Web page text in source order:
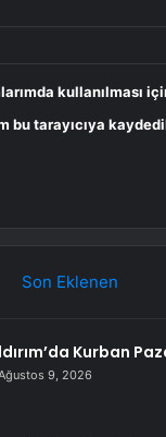
kullanılması
bu tarayıcıya
Son Eklenen
Kurban
9, 2026